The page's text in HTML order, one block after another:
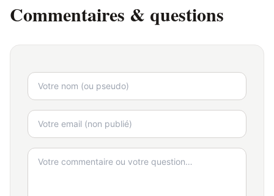
Commentaires & questions